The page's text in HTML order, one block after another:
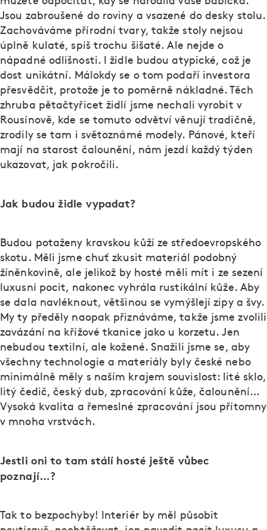
Jsou zabroušené do roviny a vsazené do desky stolu.
Zachováváme přírodní tvary, takže stoly nejsou
úplně kulaté, spíš trochu šišaté. Ale nejde o
nápadné odlišnosti. I židle budou atypické, což je
dost unikátní. Málokdy se o tom podaří investora
přesvědčit, protože je to poměrně nákladné. Těch
zhruba pětačtyřicet židlí jsme nechali vyrobit v
Rousínově, kde se tomuto odvětví věnují tradičně,
zrodily se tam i světoznámé modely. Pánové, kteří
mají na starost čalounění, nám jezdí každý týden
ukazovat, jak pokročili.
Jak budou židle vypadat?
Budou potaženy kravskou kůží ze středoevropského
skotu. Měli jsme chuť zkusit materiál podobný
žíněnkovině, ale jelikož by hosté měli mít i ze sezení
luxusní pocit, nakonec vyhrála rustikální kůže. Aby
se dala navléknout, většinou se vymýšlejí zipy a švy.
My ty předěly naopak přiznáváme, takže jsme zvolili
zavázání na křížové tkanice jako u korzetu. Jen
nebudou textilní, ale kožené. Snažili jsme se, aby
všechny technologie a materiály byly české nebo
minimálně měly s naším krajem souvislost: lité sklo,
litý čedič, český dub, zpracování kůže, čalounění…
Vysoká kvalita a řemeslné zpracování jsou přítomny
v mnoha vrstvách.
Jestli oni to tam stálí hosté ještě vůbec
poznají…?
Tak to bezpochyby! Interiér by měl působit